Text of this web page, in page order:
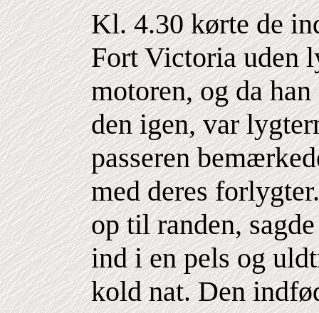
Kl. 4.30 kørte de
Fort Victoria uden
motoren, og da
den igen, var
passeren
med deres
op til randen,
ind i en pels og
kold nat. Den